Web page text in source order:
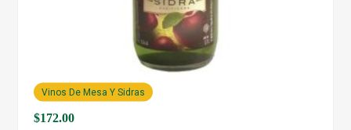
$172.00
Vinos De Mesa Y Sidras